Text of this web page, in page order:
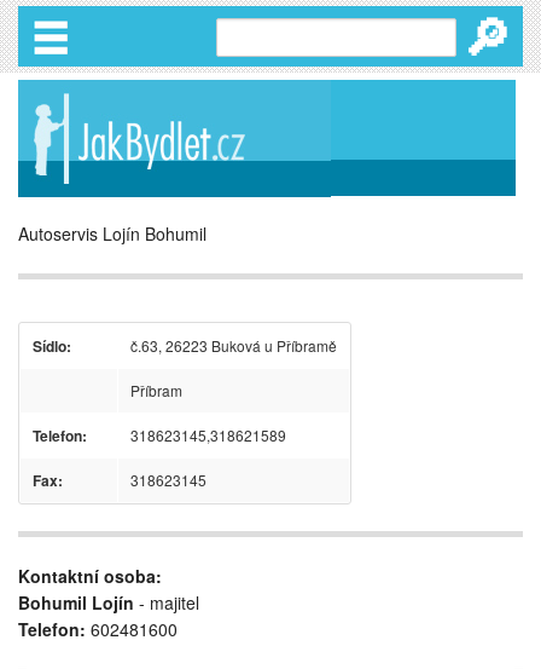
🔎
Autoservis Lojín Bohumil
Sídlo: č.63, 26223 Buková u Příbramě
Příbram
Telefon: 318623145,318621589
Fax: 318623145
Kontaktní osoba:
Bohumil Lojín - majitel
Telefon: 602481600